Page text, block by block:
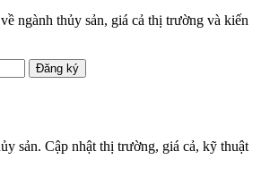
ngành thủy sản, giá cả thị trường và kiến
Đăng ký
sản. Cập nhật thị trường, giá cả, kỹ thuật